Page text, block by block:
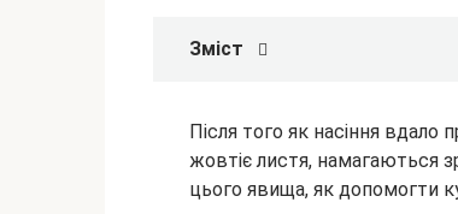
Зміст
Після того як насіння
жовтіє листя, намагаються
цього явища, як допомогти